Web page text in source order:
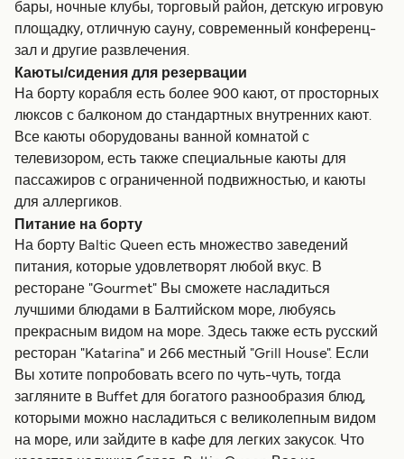
бары, ночные клубы, торговый район, детскую игровую
площадку, отличную сауну, современный конференц-
зал и другие развлечения.
Каюты/сидения для резервации
На борту корабля есть более 900 кают, от просторных
люксов с балконом до стандартных внутренних кают.
Все каюты оборудованы ванной комнатой с
телевизором, есть также специальные каюты для
пассажиров с ограниченной подвижностью, и каюты
для аллергиков.
Питание на борту
На борту Baltic Queen есть множество заведений
питания, которые удовлетворят любой вкус. В
ресторане "Gourmet" Вы сможете насладиться
лучшими блюдами в Балтийском море, любуясь
прекрасным видом на море. Здесь также есть русский
ресторан "Katarina" и 266 местный "Grill House". Если
Вы хотите попробовать всего по чуть-чуть, тогда
загляните в Buffet для богатого разнообразия блюд,
которыми можно насладиться с великолепным видом
на море, или зайдите в кафе для легких закусок. Что